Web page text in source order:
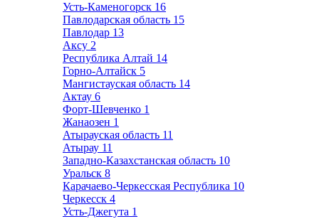
Усть-Каменогорск 16
Павлодарская область 15
Павлодар 13
Аксу 2
Республика Алтай 14
Горно-Алтайск 5
Мангистауская область 14
Актау 6
Форт-Шевченко 1
Жанаозен 1
Атырауская область 11
Атырау 11
Западно-Казахстанская область 10
Уральск 8
Карачаево-Черкесская Республика 10
Черкесск 4
Усть-Джегута 1